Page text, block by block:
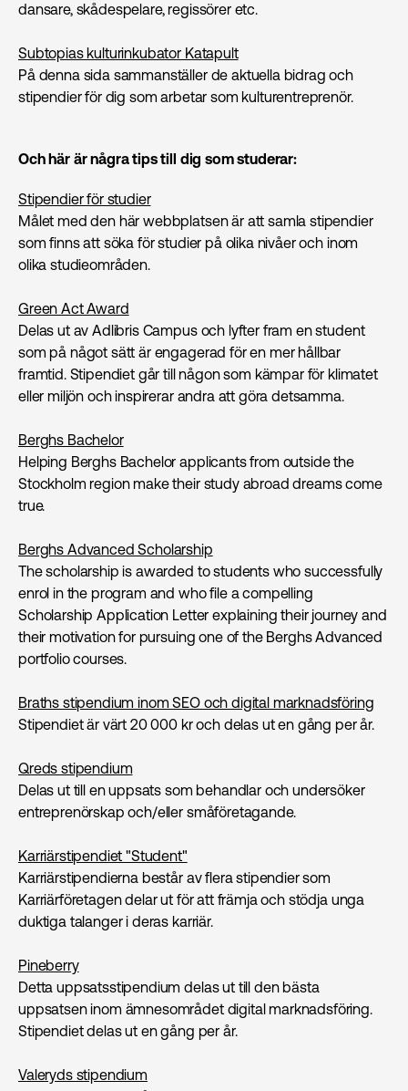
dansare, skådespelare, regissörer etc.
Subtopias kulturinkubator Katapult
På denna sida sammanställer de aktuella bidrag och
stipendier för dig som arbetar som kulturentreprenör.
Och här är några tips till dig som studerar:
Stipendier för studier
Målet med den här webbplatsen är att samla stipendier
som finns att söka för studier på olika nivåer och inom
olika studieområden.
Green Act Award
Delas ut av Adlibris Campus och lyfter fram en student
som på något sätt är engagerad för en mer hållbar
framtid. Stipendiet går till någon som kämpar för klimatet
eller miljön och inspirerar andra att göra detsamma.
Berghs Bachelor
Helping Berghs Bachelor applicants from outside the
Stockholm region make their study abroad dreams come
true.
Berghs Advanced Scholarship
The scholarship is awarded to students who successfully
enrol in the program and who file a compelling
Scholarship Application Letter explaining their journey and
their motivation for pursuing one of the Berghs Advanced
portfolio courses.
Braths stipendium inom SEO och digital marknads­föring
Stipendiet är värt 20 000 kr och delas ut en gång per år.
Qreds stipendium
Delas ut till en uppsats som behandlar och undersöker
entreprenörskap och/eller småföretagande.
Karriärstipendiet "Student"
Karriärstipendierna består av flera stipendier som
Karriärföretagen delar ut för att främja och stödja unga
duktiga talanger i deras karriär.
Pineberry
Detta uppsatsstipendium delas ut till den bästa
uppsatsen inom ämnesområdet digital marknads­föring.
Stipendiet delas ut en gång per år.
Valeryds stipendium